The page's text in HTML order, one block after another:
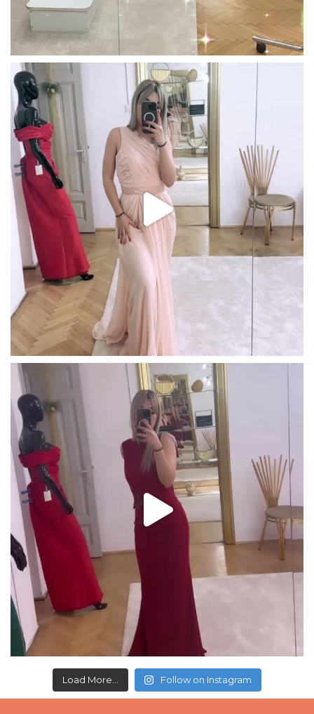
Load More... Follow on Instagram